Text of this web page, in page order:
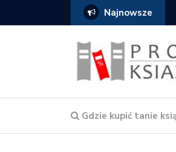
Najnowsze
Gdzie kupić tanie